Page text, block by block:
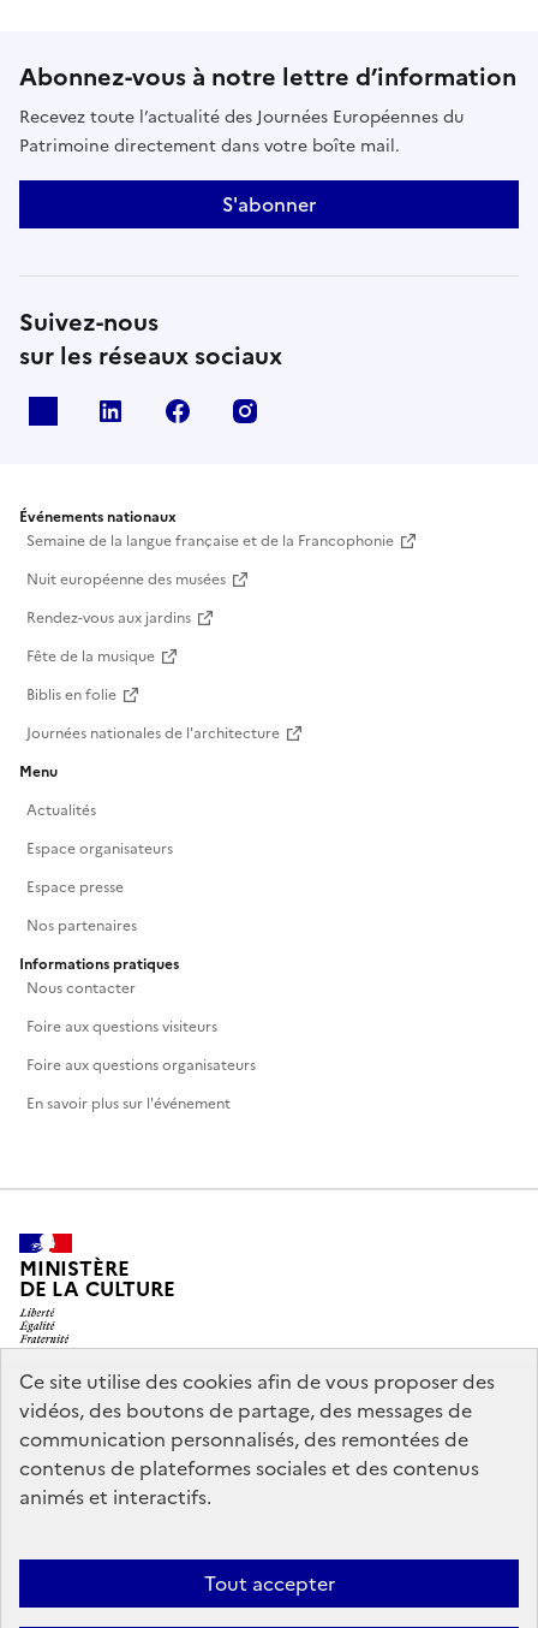
Ce site utilise des cookies afin de vous proposer des
vidéos, des boutons de partage, des messages de
communication personnalisés, des remontées de
contenus de plateformes sociales et des contenus
animés et interactifs.
Tout accepter
Abonnez-vous à notre lettre d’information
Recevez toute l’actualité des Journées Européennes du
Patrimoine directement dans votre boîte mail.
S'abonner
Suivez-nous
sur les réseaux sociaux
Linkedin Facebook
Événements nationaux
Semaine de la langue française et de la Francophonie
Nuit européenne des musées
Rendez-vous aux jardins
Fête de la musique
Biblis en folie
Journées nationales de l'architecture
Menu
Actualités
Espace organisateurs
Espace presse
Nos partenaires
Informations pratiques
Nous contacter
Foire aux questions visiteurs
Foire aux questions organisateurs
En savoir plus sur l'événement
MINISTÈRE
DE LA CULTURE
legifrance.gouv.fr
info.gouv.fr
service-public.gouv.fr
data.gouv.fr
Mentions légales
conforme
Politique d’utilisation des témoins de connexion